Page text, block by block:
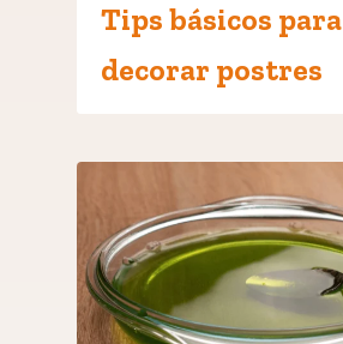
Tips básicos para
decorar postres